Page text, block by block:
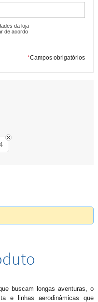
da loja
de acordo
*Campos obrigatórios
buscam longas aventuras, o
e linhas aerodinâmicas que